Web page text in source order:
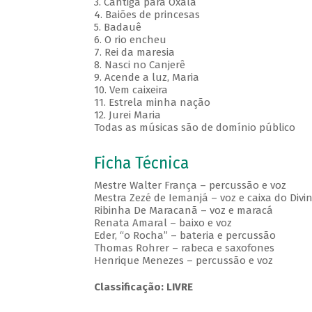
4. Baiões de princesas
5. Badauê
6. O rio encheu
7. Rei da maresia
8. Nasci no Canjerê
9. Acende a luz, Maria
10. Vem caixeira
11. Estrela minha nação
12. Jurei Maria
Todas as músicas são de domínio público
Ficha Técnica
Mestre Walter França – percussão e voz
Mestra Zezé de Iemanjá – voz e caixa do
Ribinha De Maracanã – voz e maracá
Renata Amaral – baixo e voz
Eder, “o Rocha” – bateria e percussão
Thomas Rohrer – rabeca e saxofones
Henrique Menezes – percussão e voz
Classificação: LIVRE